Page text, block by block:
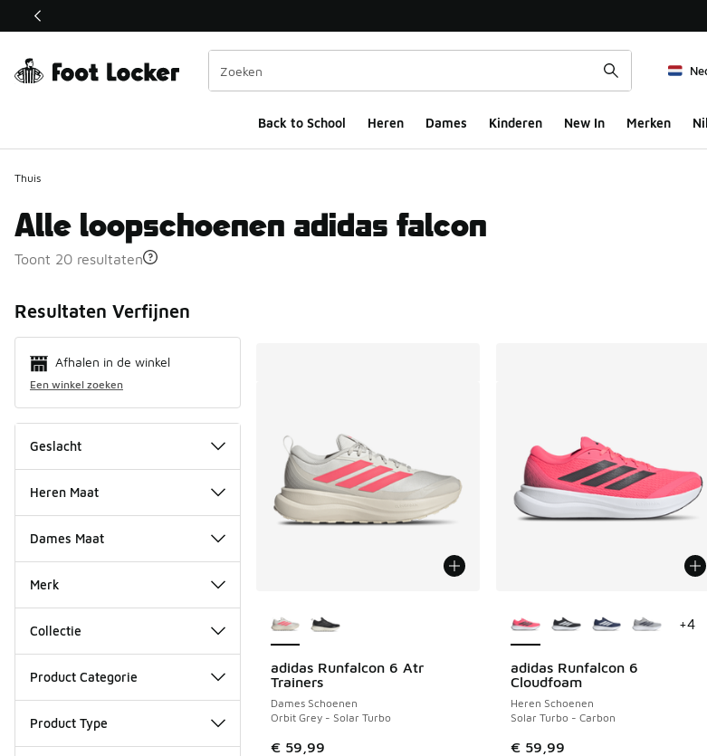
Deze link wordt geopend in een nieuw venster
Back to School Heren Dames Kinderen New In Merken
Thuis
Alle loopschoenen adidas falcon
Toont 20 resultaten
Resultaten Verfijnen
Afhalen in de winkel
Een winkel zoeken
Geslacht
Heren Maat
Dames Maat
Merk
Collectie
Product Categorie
Product Type
adidas Runfalcon 6 Atr
Trainers
Dames Schoenen
Orbit Grey - Solar Turbo
€ 59,99
adidas Runfalcon 6
Cloudfoam
Heren Schoenen
Solar Turbo - Carbon
€ 59,99
+4